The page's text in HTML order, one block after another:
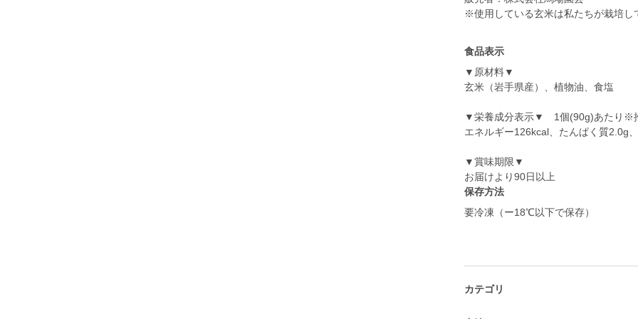
食品表示
▼原材料▼
玄米（岩手県産）、植物油、食塩
▼栄養成分表示▼ 1個(90g)あたり※
エネルギー126kcal、たんぱく質2.0g
▼賞味期限▼
お届けより90日以上
保存方法
要冷凍（ー18℃以下で保存）
カテゴリ